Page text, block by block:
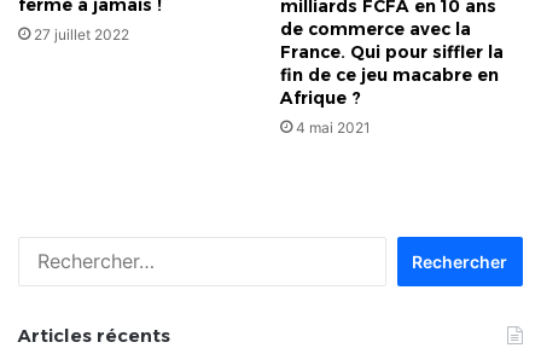
fermé à jamais !
27 juillet 2022
milliards FCFA en 10 ans
de commerce avec la
France. Qui pour siffler la
fin de ce jeu macabre en
Afrique ?
4 mai 2021
Articles récents